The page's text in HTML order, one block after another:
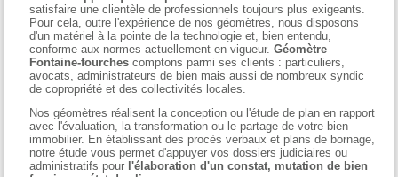
satisfaire une clientèle de professionnels toujours plus exigeants.
Pour cela, outre l'expérience de nos géomètres, nous disposons
d'un matériel à la pointe de la technologie et, bien entendu,
conforme aux normes actuellement en vigueur.Géomètre
Fontaine-fourches comptons parmi ses clients : particuliers,
avocats, administrateurs de bien mais aussi de nombreux syndic
de copropriété et des collectivités locales.
Nos géomètres réalisent la conception ou l'étude de plan en rapport
avec l'évaluation, la transformation ou le partage de votre bien
immobilier. En établissant des procès verbaux et plans de bornage,
notre étude vous permet d'appuyer vos dossiers judiciaires ou
administratifs pour l'élaboration d'un constat, mutation de bien